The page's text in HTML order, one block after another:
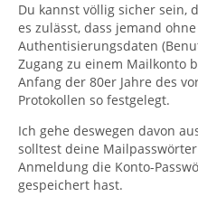
Du kannst völlig sicher sein,
es zulässt, dass jemand
Authentisierungsdaten
Zugang zu einem Mailkonto
Anfang der 80er Jahre des
Protokollen so festgelegt.
Ich gehe deswegen davon
solltest deine
Anmeldung die Konto-
gespeichert hast.